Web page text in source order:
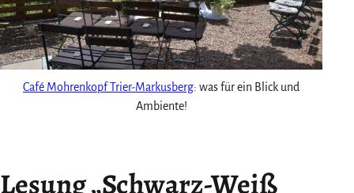
Café Mohrenkopf Trier-Markusberg: was für ein Blick und
Ambiente!
Lesung „Schwarz-Weiß